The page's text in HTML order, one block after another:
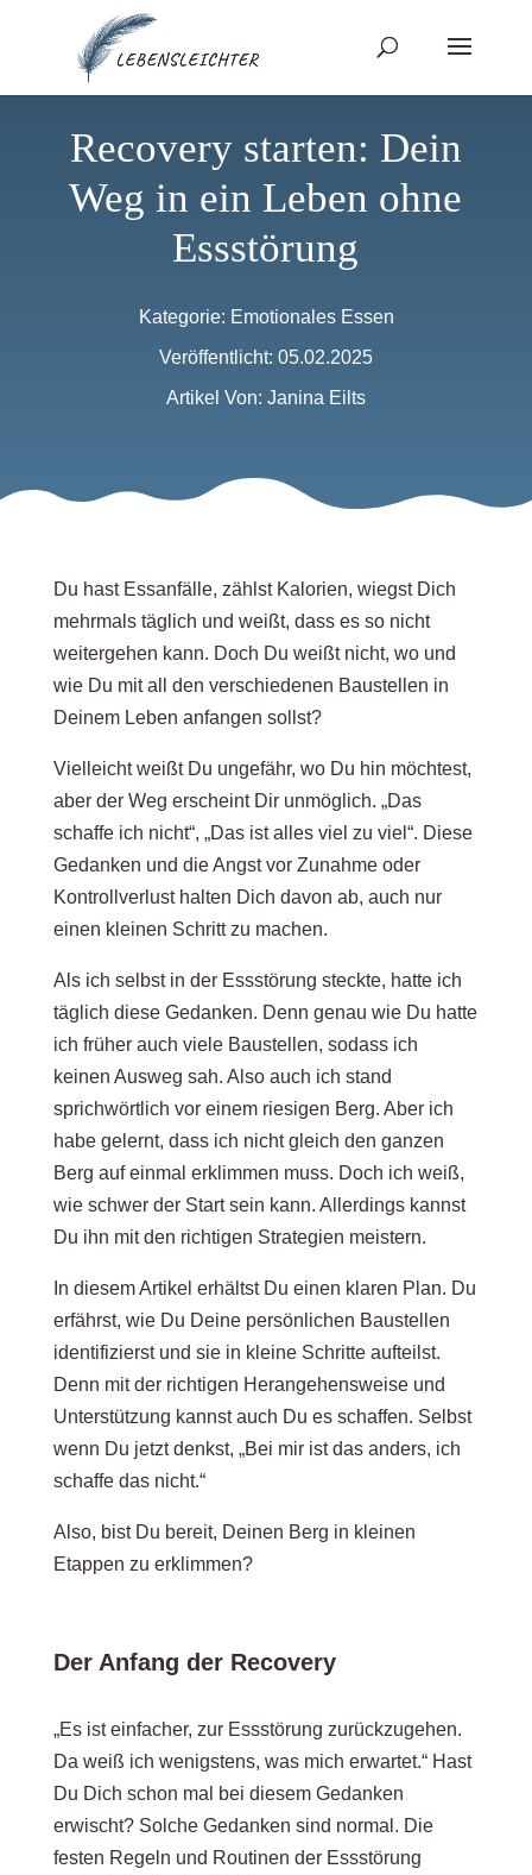
Recovery starten: Dein
Weg in ein Leben ohne
Essstörung
Kategorie: Emotionales Essen
Veröffentlicht: 05.02.2025
Artikel Von: Janina Eilts
Du hast Essanfälle, zählst Kalorien, wiegst Dich
mehrmals täglich und weißt, dass es so nicht
weitergehen kann. Doch Du weißt nicht, wo und
wie Du mit all den verschiedenen Baustellen in
Deinem Leben anfangen sollst?
Vielleicht weißt Du ungefähr, wo Du hin möchtest,
aber der Weg erscheint Dir unmöglich. „Das
schaffe ich nicht“, „Das ist alles viel zu viel“. Diese
Gedanken und die Angst vor Zunahme oder
Kontrollverlust halten Dich davon ab, auch nur
einen kleinen Schritt zu machen.
Als ich selbst in der Essstörung steckte, hatte ich
täglich diese Gedanken. Denn genau wie Du hatte
ich früher auch viele Baustellen, sodass ich
keinen Ausweg sah. Also auch ich stand
sprichwörtlich vor einem riesigen Berg. Aber ich
habe gelernt, dass ich nicht gleich den ganzen
Berg auf einmal erklimmen muss. Doch ich weiß,
wie schwer der Start sein kann. Allerdings kannst
Du ihn mit den richtigen Strategien meistern.
In diesem Artikel erhältst Du einen klaren Plan. Du
erfährst, wie Du Deine persönlichen Baustellen
identifizierst und sie in kleine Schritte aufteilst.
Denn mit der richtigen Herangehensweise und
Unterstützung kannst auch Du es schaffen. Selbst
wenn Du jetzt denkst, „Bei mir ist das anders, ich
schaffe das nicht.“
Also, bist Du bereit, Deinen Berg in kleinen
Etappen zu erklimmen?
Der Anfang der Recovery
„Es ist einfacher, zur Essstörung zurückzugehen.
Da weiß ich wenigstens, was mich erwartet.“ Hast
Du Dich schon mal bei diesem Gedanken
erwischt? Solche Gedanken sind normal. Die
festen Regeln und Routinen der Essstörung